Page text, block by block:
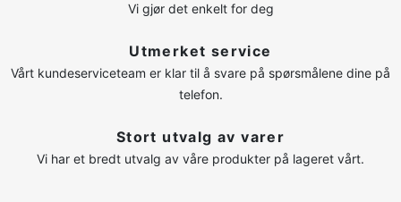
Vi gjør det enkelt for deg
Utmerket service
Vårt kundeserviceteam er klar til å svare på spørsmålene dine på
telefon.
Stort utvalg av varer
Vi har et bredt utvalg av våre produkter på lageret vårt.